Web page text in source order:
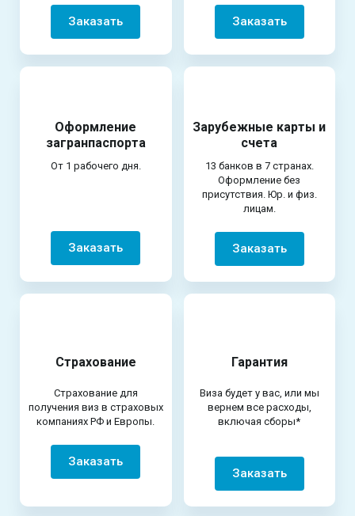
Заказать Заказать
Оформление
загранпаспорта
От 1 рабочего дня.
Заказать
Зарубежные карты и
счета
13 банков в 7 странах.
Оформление без
присутствия. Юр. и физ.
лицам.
Заказать
Страхование
Страхование для
получения виз в страховых
компаниях РФ и Европы.
Заказать
Гарантия
Виза будет у вас, или мы
вернем все расходы,
включая сборы*
Заказать